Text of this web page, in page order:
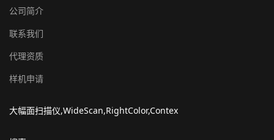
公司简介
联系我们
代理资质
样机申请
大幅面扫描仪,WideScan,RightColor,Contex